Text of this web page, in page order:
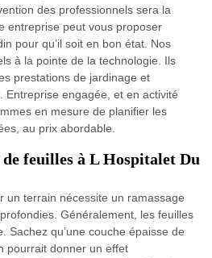
des professionnels sera la
entreprise peut vous proposer
pour qu’il soit en bon état. Nos
à la pointe de la technologie. Ils
prestations de jardinage et
Entreprise engagée, et en activité
en mesure de planifier les
au prix abordable.
feuilles à L Hospitalet Du
un terrain nécessite un ramassage
Généralement, les feuilles
Sachez qu’une couche épaisse de
pourrait donner un effet